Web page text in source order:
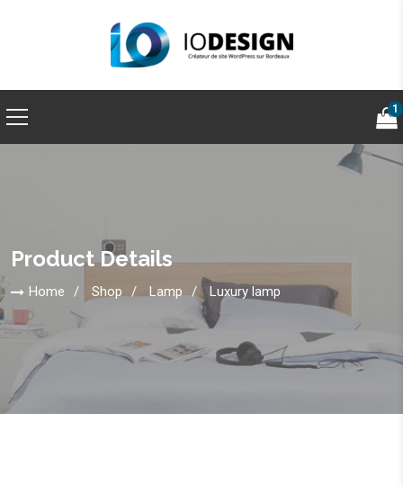
1
Product Details
Home Shop Lamp Luxury lamp